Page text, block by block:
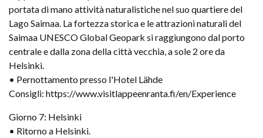
portata di mano attività naturalistiche nel suo quartiere del
Lago Saimaa. La fortezza storica e le attrazioni naturali del
Saimaa UNESCO Global Geopark si raggiungono dal porto
centrale e dalla zona della città vecchia, a sole 2 ore da
Helsinki.
• Pernottamento presso l'Hotel Lähde
Consigli: https://www.visitlappeenranta.fi/en/Experience
Giorno 7: Helsinki
• Ritorno a Helsinki.